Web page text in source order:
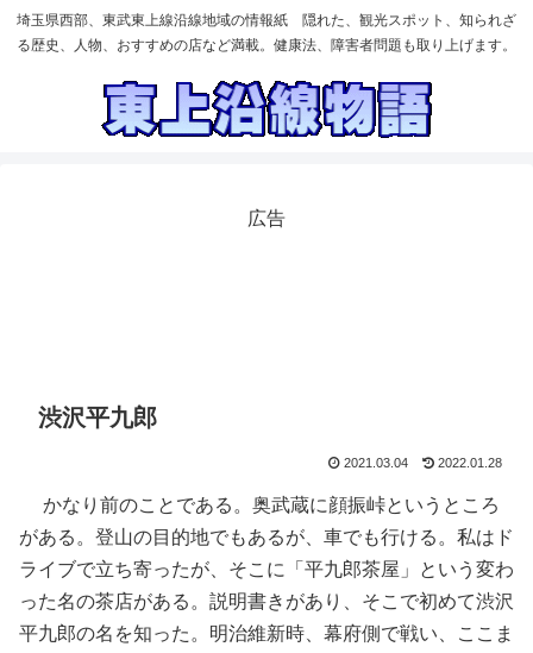
埼玉県西部、東武東上線沿線地域の情報紙 隠れた、観光スポット、知られざ
る歴史、人物、おすすめの店など満載。健康法、障害者問題も取り上げます。
広告
渋沢平九郎
2021.03.04 2022.01.28
かなり前のことである。奥武蔵に顔振峠というところ
がある。登山の目的地でもあるが、車でも行ける。私はド
ライブで立ち寄ったが、そこに「平九郎茶屋」という変わ
った名の茶店がある。説明書きがあり、そこで初めて渋沢
平九郎の名を知った。明治維新時、幕府側で戦い、ここま